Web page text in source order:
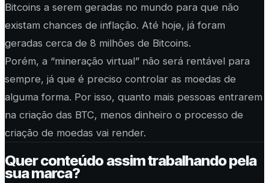
Bitcoins a serem geradas no mundo para que não
existam chances de inflação. Até hoje, já foram
geradas cerca de 8 milhões de Bitcoins.
Porém, a “mineração virtual” não será rentável para
sempre, já que é preciso controlar as moedas de
alguma forma. Por isso, quanto mais pessoas entrarem
na criação das BTC, menos dinheiro o processo de
criação de moedas vai render.
Quer conteúdo assim trabalhando pela
sua marca?